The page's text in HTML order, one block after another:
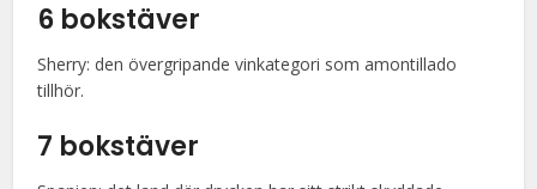
6 bokstäver
Sherry: den övergripande vinkategori som amontillado
tillhör.
7 bokstäver